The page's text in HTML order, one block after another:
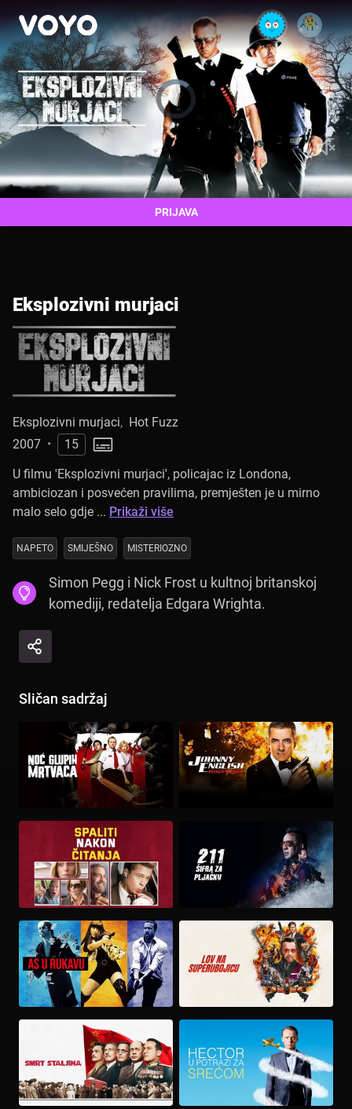
Video
Player
is
loading.
Eksplozivni murjaci
Eksplozivni murjaci, Hot Fuzz
2007 •
15
U filmu 'Eksplozivni murjaci', policajac iz Londona,
ambiciozan i posvećen pravilima, premješten je u mirno
malo selo gdje ... Prikaži više
NAPETO SMIJEŠNO MISTERIOZNO
Simon Pegg i Nick Frost u kultnoj britanskoj
komediji, redatelja Edgara Wrighta.
PRIJAVA
Sličan sadržaj